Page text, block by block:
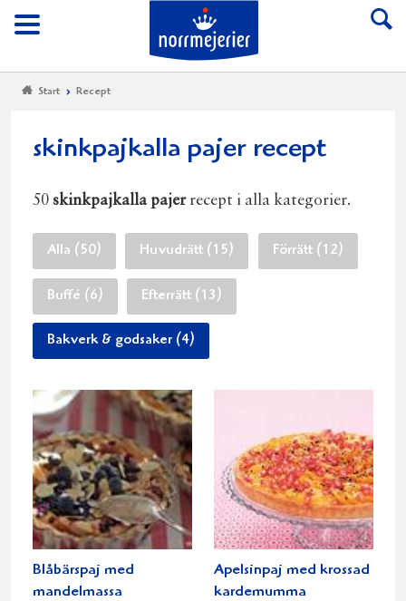
Meny
Till Norrmejerier
Start Recept
skinkpajkalla pajer recept
50 skinkpajkalla pajerrecept i alla kategorier.
Alla (50) Huvudrätt (15) Förrätt (12)
Buffé (6) Efterrätt (13)
Bakverk & godsaker (4)
Blåbärspaj med
mandelmassa
Apelsinpaj med krossad
kardemumma